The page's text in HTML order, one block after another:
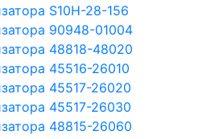
S10H-28-156
90948-01004
48818-48020
45516-26010
45517-26020
45517-26030
48815-26060